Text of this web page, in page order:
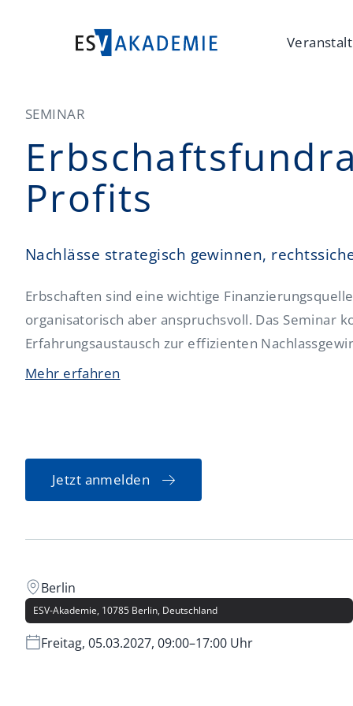
SEMINAR
Profits
Nachlässe strategisch gewinnen,
Erbschaften sind eine wichtige
organisatorisch aber anspruchsvoll. Das
Erfahrungsaustausch zur effizienten
Mehr erfahren
Jetzt anmelden
Berlin
ESV-Akademie, 10785 Berlin, Deutschland
Freitag, 05.03.2027, 09:00–17:00 Uhr